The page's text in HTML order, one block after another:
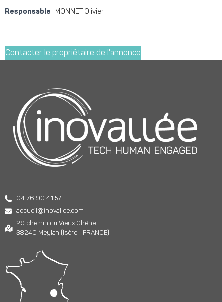
Responsable MONNET Olivier
Contacter le propriétaire de l'annonce
04 76 90 41 57
accueil@inovallee.com
29 chemin du Vieux Chêne
38240 Meylan (Isère - FRANCE)